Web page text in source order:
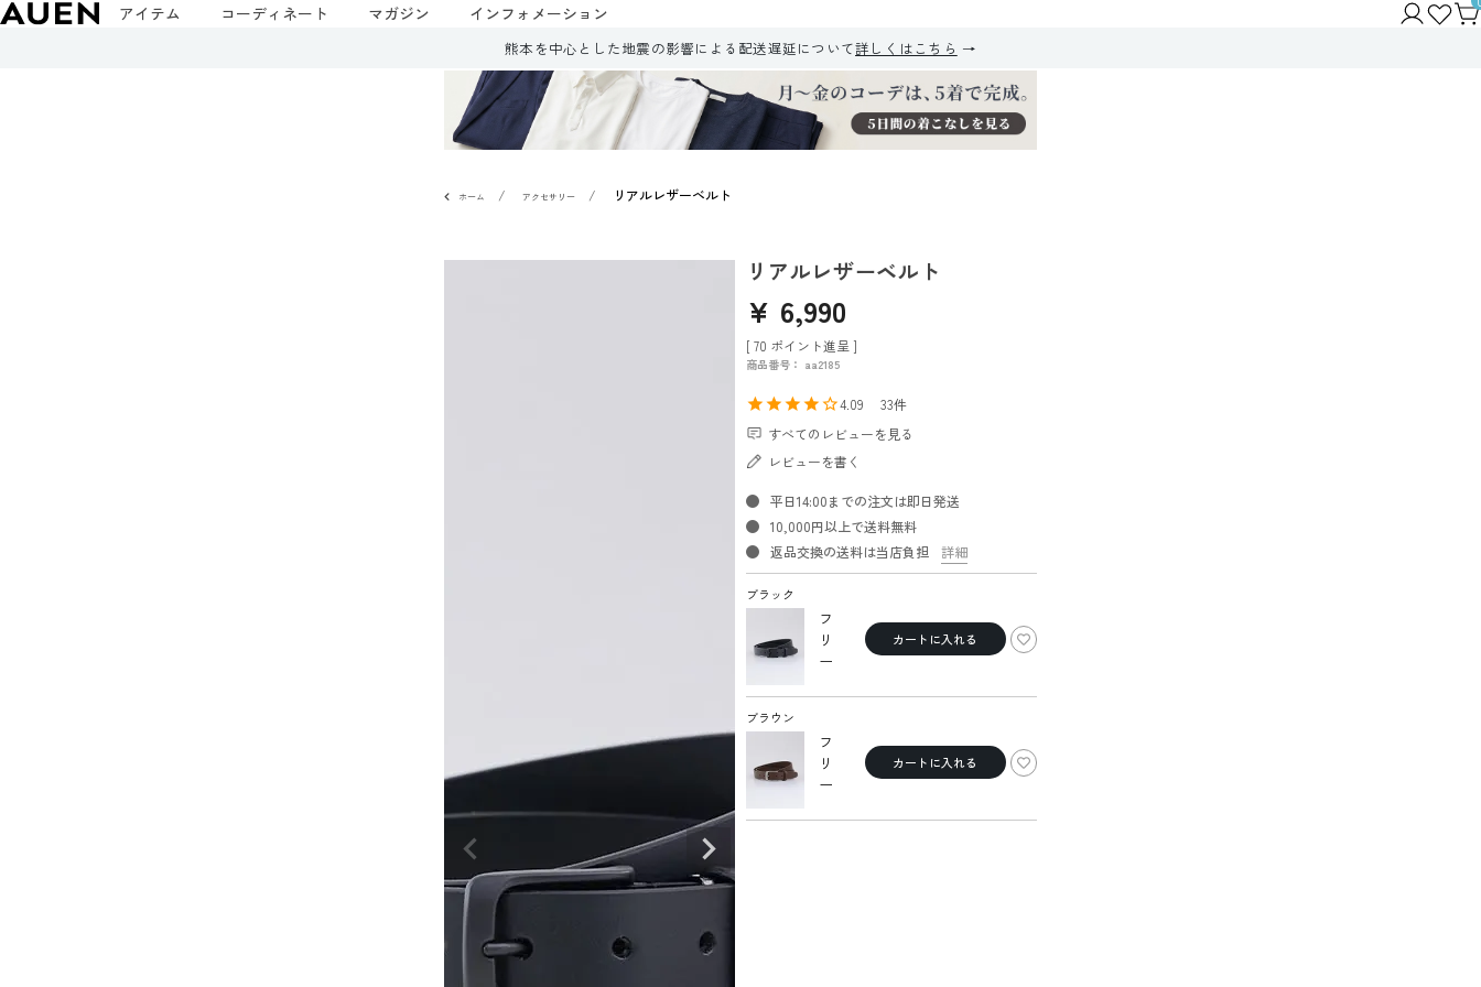
アイテム コーディネート マガジン インフォメーション
熊本を中心とした地震の影響による配送遅延について詳しくはこちら
ホーム アクセサリー リアルレザーベルト
リアルレザーベルト
¥ 6,990
[ 70 ポイント進呈 ]
商品番号 aa2185
4.09
33
すべてのレビューを見る
レビューを書く
平日14:00までの注文は即日発送
10,000円以上で送料無料
返品交換の送料は当店負担
詳細
ブラック
フ
リ
ー
カートに入れる
ブラウン
フ
リ
ー
カートに入れる